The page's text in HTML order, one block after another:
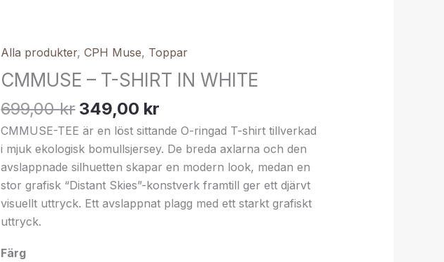
Alla produkter,CPH Muse, Toppar
CMMUSE – T-SHIRT IN WHITE
699,00kr 349,00 kr
CMMUSE-TEE är en löst sittande O-ringad T-shirt tillverkad
i mjuk ekologisk bomullsjersey. De breda axlarna och den
avslappnade silhuetten skapar en modern look, medan en
stor grafisk “Distant Skies”-konstverk framtill ger ett djärvt
visuellt uttryck. Ett avslappnat plagg med ett starkt grafiskt
uttryck.
Färg
IN
WHITE
mängd